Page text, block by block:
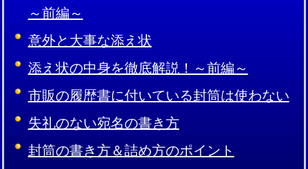
～前編～
意外と大事な添え状
添え状の中身を徹底解説！～前編～
市販の履歴書に付いている封筒は使わない
失礼のない宛名の書き方
封筒の書き方＆詰め方のポイント